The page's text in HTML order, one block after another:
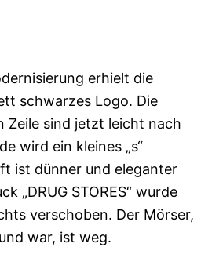
erhielt die
schwarzes Logo. Die
Zeile sind jetzt leicht nach
wird ein kleines „s“
ist dünner und eleganter
„DRUG STORES“ wurde
verschoben. Der Mörser,
war, ist weg.